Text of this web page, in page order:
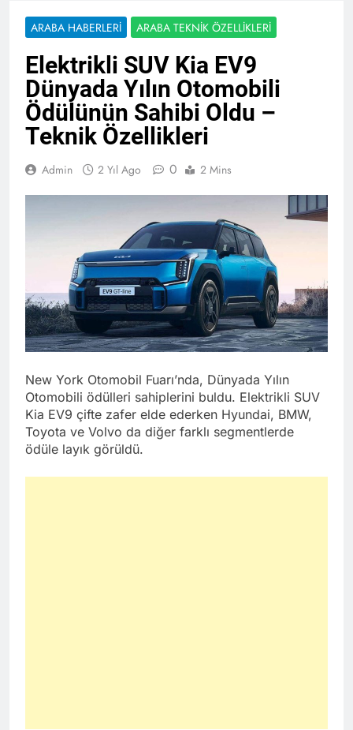
ARABA HABERLERI ARABA TEKNIK ÖZELLIKLERI
Elektrikli SUV Kia EV9
Dünyada Yılın Otomobili
Ödülünün Sahibi Oldu –
Teknik Özellikleri
Admin 2 Yıl Ago 0 2 Mins
New York Otomobil Fuarı’nda, Dünyada Yılın
Otomobili ödülleri sahiplerini buldu. Elektrikli SUV
Kia EV9 çifte zafer elde ederken Hyundai, BMW,
Toyota ve Volvo da diğer farklı segmentlerde
ödüle layık görüldü.